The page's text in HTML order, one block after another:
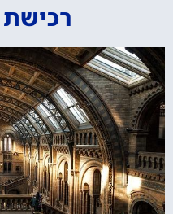
רכישת